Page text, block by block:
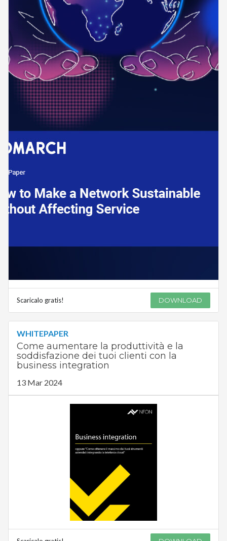
Scaricalo gratis! DOWNLOAD
WHITEPAPER
Come aumentare la produttività e la
soddisfazione dei tuoi clienti con la
business integration
13 Mar 2024